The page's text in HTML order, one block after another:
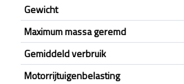
Gewicht
Maximum massa geremd
Gemiddeld verbruik
Motorrijtuigenbelasting